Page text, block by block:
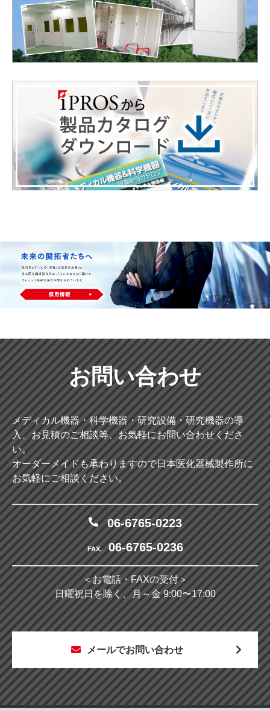
お問い合わせ
メディカル機器・科学機器・研究設備・研究機器の導
入、お見積のご相談等、お気軽にお問い合わせくださ
い。
オーダーメイドも承わりますので日本医化器械製作所に
お気軽にご相談ください。
06-6765-0223
FAX. 06-6765-0236
＜お電話・FAXの受付＞
日曜祝日を除く、月～金 9:00〜17:00
メールでお問い合わせ